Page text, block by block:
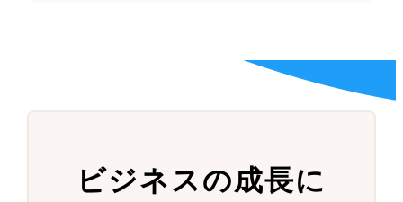
ビジネスの成長に